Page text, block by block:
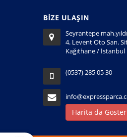
BİZE ULAŞIN
Seyrantepe
4. Levent Oto San.
Kağıthane / İstanbul
(0537) 285 05 30
Harita da Göster